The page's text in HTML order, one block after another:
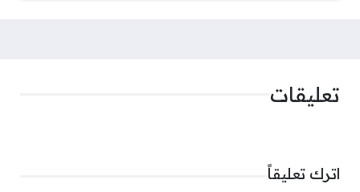
تعليقات
اترك تعليقاً